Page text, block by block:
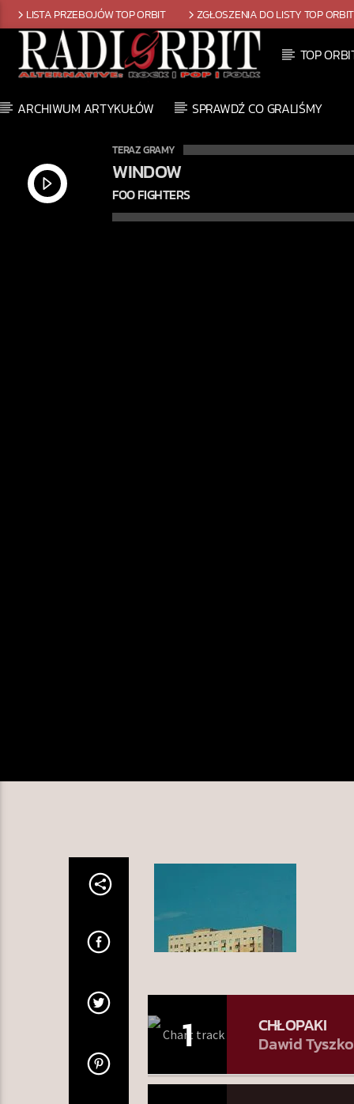
LISTA PRZEBOJÓW TOP ORBIT ZGŁOSZENIA DO LISTY TOP ORBIT
TOP
ARCHIWUM ARTYKUŁÓW SPRAWDŹ CO GRALIŚMY
TERAZ GRAMY
WINDOW
FOO FIGHTERS
1 CHŁOPAKI
Dawid